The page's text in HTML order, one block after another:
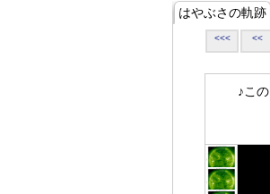
はやぶさの軌跡
<<< <<
♪この